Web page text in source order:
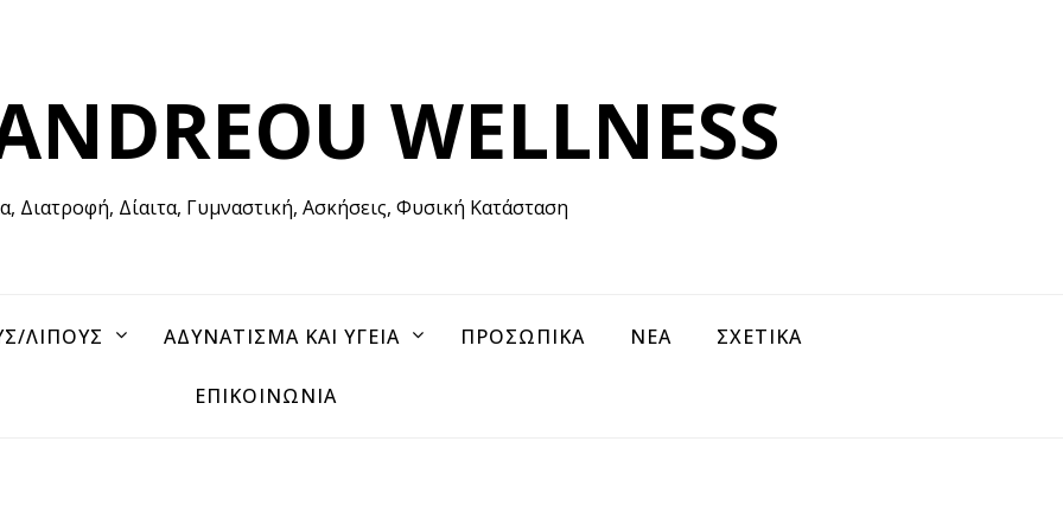
WELLNESS
Διατροφή, Δίαιτα, Γυμναστική, Ασκήσεις, Φυσική Κατάσταση
ΛΙΠΟΥΣ ΑΔΥΝΑΤΙΣΜΑ ΚΑΙ ΥΓΕΙΑ ΠΡΟΣΩΠΙΚΑ ΝΕΑ ΣΧΕΤΙΚΑ
ΕΠΙΚΟΙΝΩΝΙΑ